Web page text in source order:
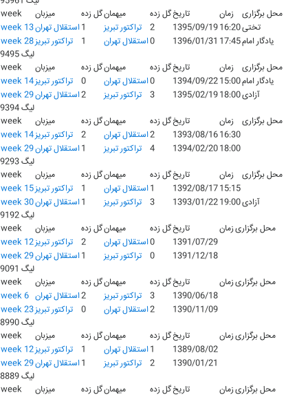
week
میزبان گل زدهمیهمان گل زدهتاریخ زمان
محل برگزاری
week 13استقلال تهران1 تراکتور تبریز 2 1395/09/1916:20تختی
week 28تراکتور تبریز 1 استقلال تهران0 1396/01/31 17:45یادگار امام
لیگ 9495
week
میزبان گل زدهمیهمان گل زدهتاریخ زمان
محل برگزاری
week 14تراکتور تبریز 0 استقلال تهران0 1394/09/2215:00یادگار امام
week 29استقلال تهران2 تراکتور تبریز 3 1395/02/1918:00آزادی
لیگ 9394
week
میزبان گل زدهمیهمان گل زدهتاریخ زمان
محل برگزاری
week 14تراکتور تبریز 2 استقلال تهران2 1393/08/1616:30
week 29استقلال تهران1 تراکتور تبریز 4 1394/02/2018:00
لیگ 9293
week
میزبان گل زدهمیهمان گل زدهتاریخ زمان
محل برگزاری
week 15تراکتور تبریز 1 استقلال تهران1 1392/08/1715:15
week 30استقلال تهران1 تراکتور تبریز 3 1393/01/2219:00آزادی
لیگ 9192
week
میزبان گل زدهمیهمان گل زدهتاریخ زمانمحل برگزاری
week 12تراکتور تبریز 2 استقلال تهران0
1391/07/29
week 29استقلال تهران1 تراکتور تبریز 0
1391/12/18
لیگ 9091
week
میزبان گل زدهمیهمان گل زدهتاریخ زمانمحل برگزاری
week 6 استقلال تهران2 تراکتور تبریز 3
1390/06/18
week 23تراکتور تبریز 0 استقلال تهران2
1390/11/09
لیگ 8990
week
میزبان گل زدهمیهمان گل زدهتاریخ زمانمحل برگزاری
week 12تراکتور تبریز 1 استقلال تهران1
1389/08/02
week 29استقلال تهران1 تراکتور تبریز 2
1390/01/21
لیگ 8889
week
میزبان گل زدهمیهمان گل زدهتاریخ زمانمحل برگزاری